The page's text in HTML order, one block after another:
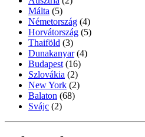
Málta (5)
Németország (4)
Horvátország (5)
Thaiföld (3)
Dunakanyar (4)
Budapest (16)
Szlovákia (2)
New York (2)
Balaton (68)
Svájc (2)